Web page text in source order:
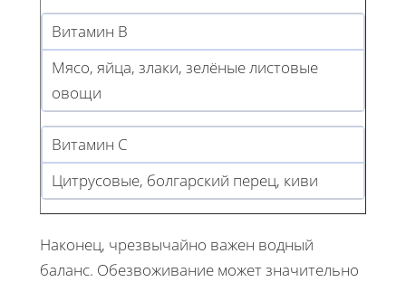
Витамин В
Мясо, яйца, злаки, зелёные листовые
овощи
Витамин С
Цитрусовые, болгарский перец, киви
Наконец, чрезвычайно важен водный
баланс. Обезвоживание может значительно